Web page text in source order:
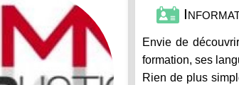
Envie de
formation, ses
Rien de plus